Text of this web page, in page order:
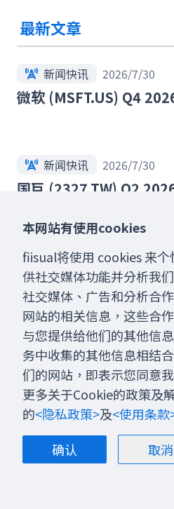
最新文章
新闻快讯 2026/7/30
微软 (MSFT.US) Q4
新闻快讯 2026/7/30
国巨 (2327.TW) Q2
新闻快讯 2026/7/28
两大利空消息夹击，美
热门文章
产业资讯 2026/5/5
MCCP 到 MCL，微通道
哪些厂商会受惠？
本网站有使用cookies
fiisual将使用 cookies 来
供社交媒体功能并分析我
社交媒体、广告和分析合
网站的相关信息，这些合
与您提供给他们的其他信
务中收集的其他信息相结
们的网站，即表示您同意
更多关于Cookie的政策及
的<隐私政策>及<使用条款
确认
取消